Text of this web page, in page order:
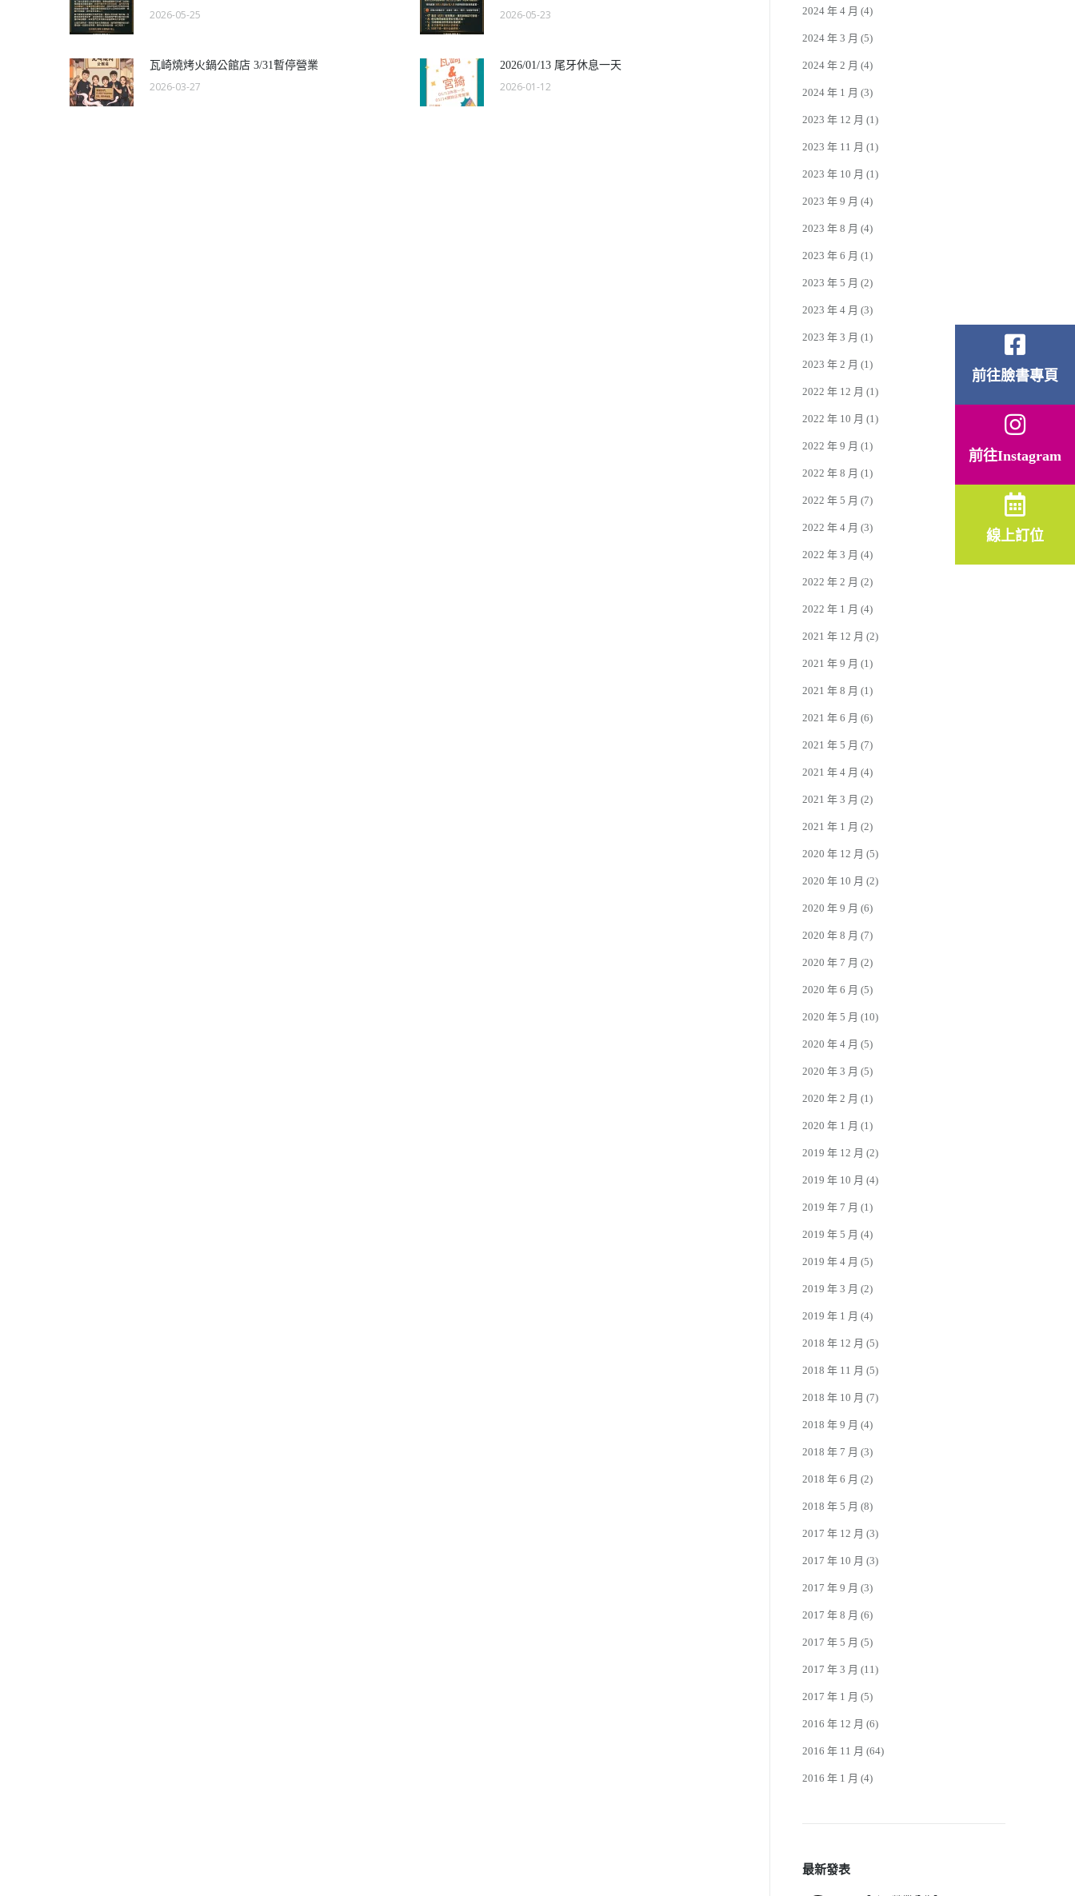
2026-05-25 2026-05-23
瓦崎燒烤火鍋公館店 3/31暫停營業
2026-03-27
2026/01/13 尾牙休息一天
2026-01-12
2024 年 4 月 (4)
2024 年 3 月 (5)
2024 年 2 月 (4)
2024 年 1 月 (3)
2023 年 12 月 (1)
2023 年 11 月 (1)
2023 年 10 月 (1)
2023 年 9 月 (4)
2023 年 8 月 (4)
2023 年 6 月 (1)
2023 年 5 月 (2)
2023 年 4 月 (3)
2023 年 3 月 (1)
2023 年 2 月 (1)
2022 年 12 月 (1)
2022 年 10 月 (1)
2022 年 9 月 (1)
2022 年 8 月 (1)
2022 年 5 月 (7)
2022 年 4 月 (3)
2022 年 3 月 (4)
2022 年 2 月 (2)
2022 年 1 月 (4)
2021 年 12 月 (2)
2021 年 9 月 (1)
2021 年 8 月 (1)
2021 年 6 月 (6)
2021 年 5 月 (7)
2021 年 4 月 (4)
2021 年 3 月 (2)
2021 年 1 月 (2)
2020 年 12 月 (5)
2020 年 10 月 (2)
2020 年 9 月 (6)
2020 年 8 月 (7)
2020 年 7 月 (2)
2020 年 6 月 (5)
2020 年 5 月 (10)
2020 年 4 月 (5)
2020 年 3 月 (5)
2020 年 2 月 (1)
2020 年 1 月 (1)
2019 年 12 月 (2)
2019 年 10 月 (4)
2019 年 7 月 (1)
2019 年 5 月 (4)
2019 年 4 月 (5)
2019 年 3 月 (2)
2019 年 1 月 (4)
2018 年 12 月 (5)
2018 年 11 月 (5)
2018 年 10 月 (7)
2018 年 9 月 (4)
2018 年 7 月 (3)
2018 年 6 月 (2)
2018 年 5 月 (8)
2017 年 12 月 (3)
2017 年 10 月 (3)
2017 年 9 月 (3)
2017 年 8 月 (6)
2017 年 5 月 (5)
2017 年 3 月 (11)
2017 年 1 月 (5)
2016 年 12 月 (6)
2016 年 11 月 (64)
2016 年 1 月 (4)
最新發表
前往臉書專頁
前往Instagram
線上訂位